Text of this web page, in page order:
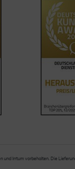
und Irrtum vorbehalten. Die